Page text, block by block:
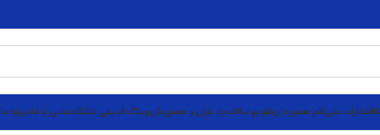
افتخارات ملیقلم همنوردانتقویم سالانهیاد یاران و همنوردانوبلاگ قدیمی باشگاهتماس با مادرباره ما